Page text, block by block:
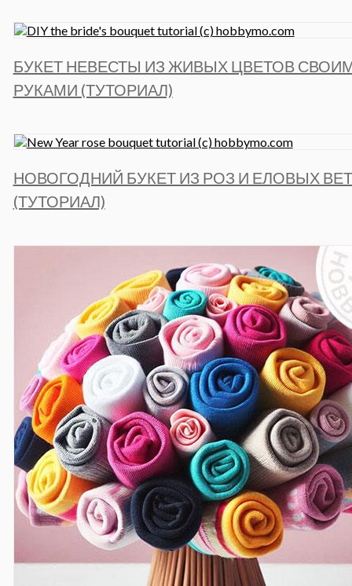
БУКЕТ НЕВЕСТЫ ИЗ ЖИВЫХ ЦВЕТОВ
РУКАМИ (ТУТОРИАЛ)
НОВОГОДНИЙ БУКЕТ ИЗ РОЗ И ЕЛОВЫХ
(ТУТОРИАЛ)